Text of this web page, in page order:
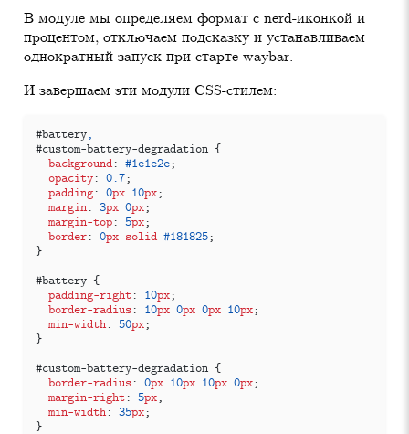
В модуле мы определяем формат с nerd-иконкой и
процентом, отключаем подсказку и устанавливаем
однократный запуск при старте waybar.
И завершаем эти модули CSS-стилем:
#battery,
#custom-battery-degradation
{
background : #1e1e2e;
opacity: 0.7;
padding: 0px 10px;
margin : 3px 0px;
margin-top: 5px;
border: 0px solid #181825;
}
#battery {
padding-right: 10px;
border-radius: 10px 0px 0px 10px;
min-width : 50px;
}
#custom-battery-degradation
{
border-radius: 0px 10px 10px 0px;
margin-right: 5px;
min-width : 35px;
}